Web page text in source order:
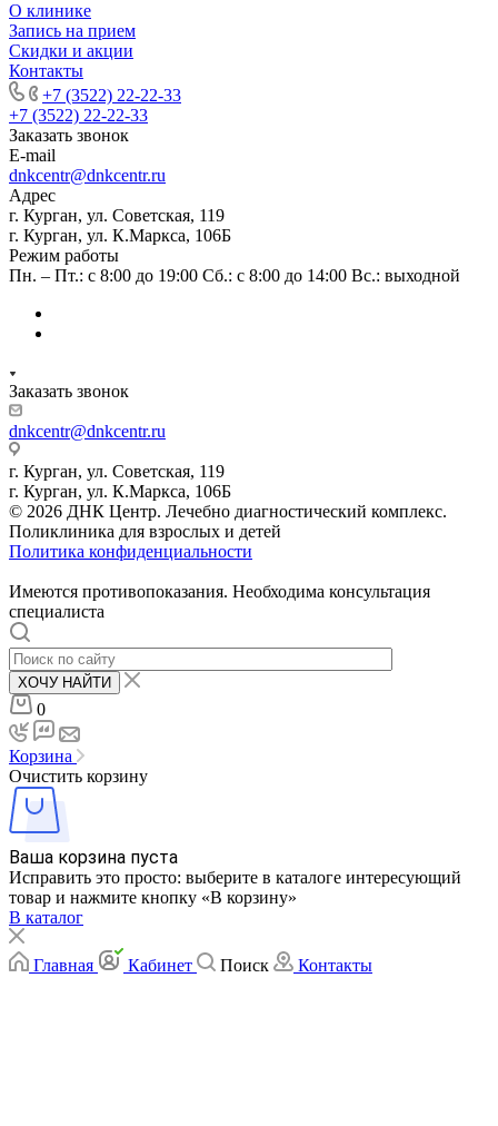
О клинике
Запись на прием
Скидки и акции
Контакты
+7 (3522) 22-22-33
+7 (3522) 22-22-33
Заказать звонок
E-mail
dnkcentr@dnkcentr.ru
Адрес
г. Курган, ул. Советская, 119
г. Курган, ул. К.Маркса, 106Б
Режим работы
Пн. – Пт.: с 8:00 до 19:00 Сб.: с 8:00 до 14:00 Вс.: выходной
Заказать звонок
dnkcentr@dnkcentr.ru
г. Курган, ул. Советская, 119
г. Курган, ул. К.Маркса, 106Б
© 2026 ДНК Центр. Лечебно диагностический комплекс.
Поликлиника для взрослых и детей
Политика конфиденциальности
Имеются противопоказания. Необходима консультация
специалиста
ХОЧУ НАЙТИ
0
Корзина
Очистить корзину
Ваша корзина пуста
Исправить это просто: выберите в каталоге интересующий
товар и нажмите кнопку «В корзину»
В каталог
Главная Кабинет Поиск Контакты